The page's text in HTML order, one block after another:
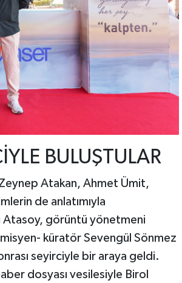
BULUŞTULAR
Zeynep Atakan, Ahmet Ümit,
de anlatımıyla
Atasoy, görüntü yönetmeni
küratör Sevengül Sönmez
seyirciyle bir araya geldi.
dosyası vesilesiyle Birol